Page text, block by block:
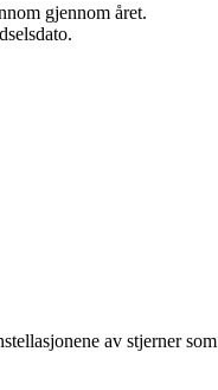
gjennom året.
av stjerner